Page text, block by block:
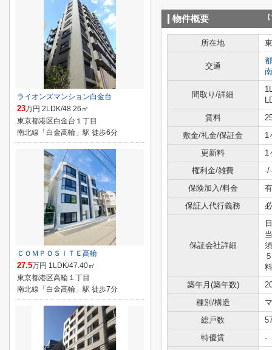
物件概要
所在地
交通
間取り/詳細
賃料
敷金/礼金/保証金
1
更新料
1
権利金/雑費
-/-
保険加入/料金
保証人代行義務
保証会社詳細
築年月(築年数)
種別/構造
総戸数
特優賃
-
ライオンズマンション白金台
23万円 2LDK/48.26㎡
東京都港区白金台１丁目
南北線「白金高輪」駅 徒歩6分
ＣＯＭＰＯＳＩＴＥ高輪
27.5万円 1LDK/47.40㎡
東京都港区高輪１丁目
南北線「白金高輪」駅 徒歩7分